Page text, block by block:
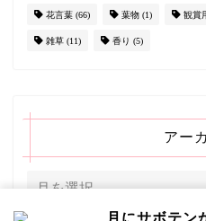
花言葉 (66) 葉物 (1) 観賞
雑草 (11) 香り (5)
アー